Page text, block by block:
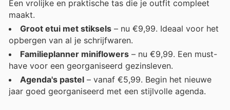
Een vrolijke en praktische tas die je outfit compleet
maakt.
Groot etui met stiksels – nu €9,99. Ideaal voor het
opbergen van al je schrijfwaren.
Familieplanner miniflowers – nu €9,99. Een must-
have voor een georganiseerd gezinsleven.
Agenda's pastel – vanaf €5,99. Begin het nieuwe
jaar goed georganiseerd met een stijlvolle agenda.